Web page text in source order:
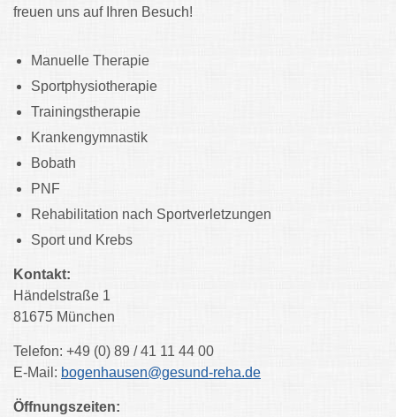
freuen uns auf Ihren Besuch!
Manuelle Therapie
Sportphysiotherapie
Trainingstherapie
Krankengymnastik
Bobath
PNF
Rehabilitation nach Sportverletzungen
Sport und Krebs
Kontakt:
Händelstraße 1
81675 München
Telefon: +49 (0) 89 / 41 11 44 00
E-Mail: bogenhausen@gesund-reha.de
Öffnungszeiten: